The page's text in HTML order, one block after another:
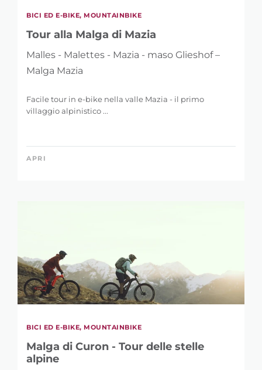
Malga Mazia
Facile tour in e-bike nella valle Mazia - il primo
villaggio alpinistico ...
APRI
BICI ED E-BIKE, MOUNTAINBIKE
Malga di Curon - Tour delle stelle
La meta, la Malga di Curon, è incastonata a 2.173 m tra
la cima Endkopf "Jaggl" ...